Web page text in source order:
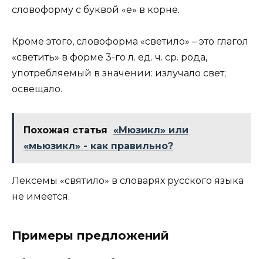
словоформу с буквой «е» в корне.
Кроме этого, словоформа «светило» – это глагол
«светить» в форме 3-го л. ед. ч. ср. рода,
употребляемый в значении: излучало свет;
освещало.
Похожая статья
«Мюзикл» или
«мьюзикл» - как правильно?
Лексемы «святило» в словарях русского языка
не имеется.
Примеры предложений